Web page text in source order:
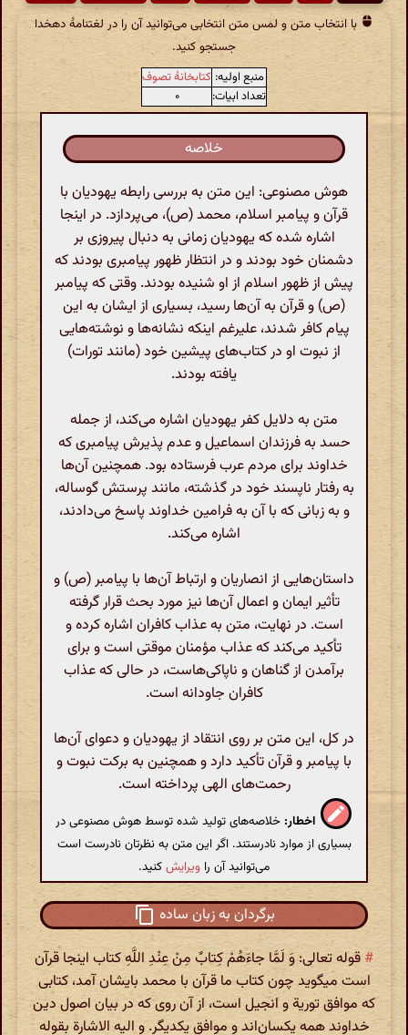
با انتخاب متن و لمس متن انتخابی می‌توانید آن را در لغتنامهٔ دهخدا
جستجو کنید.
منبع اولیه: کتابخانهٔ تصوف
تعداد ابیات:
۰
خلاصه
هوش مصنوعی: این متن به بررسی رابطه یهودیان با
قرآن و پیامبر اسلام، محمد (ص)، می‌پردازد. در اینجا
اشاره شده که یهودیان زمانی به دنبال پیروزی بر
دشمنان خود بودند و در انتظار ظهور پیامبری بودند که
پیش از ظهور اسلام از او شنیده بودند. وقتی که پیامبر
(ص) و قرآن به آن‌ها رسید، بسیاری از ایشان به این
پیام کافر شدند، علیرغم اینکه نشانه‌ها و نوشته‌هایی
از نبوت او در کتاب‌های پیشین خود (مانند تورات)
یافته بودند.
متن به دلایل کفر یهودیان اشاره می‌کند، از جمله
حسد به فرزندان اسماعیل و عدم پذیرش پیامبری که
خداوند برای مردم عرب فرستاده بود. همچنین آن‌ها
به رفتار ناپسند خود در گذشته، مانند پرستش گوساله،
و به زبانی که با آن به فرامین خداوند پاسخ می‌دادند،
اشاره می‌کند.
داستان‌هایی از انصاریان و ارتباط آن‌ها با پیامبر (ص) و
تأثیر ایمان و اعمال آن‌ها نیز مورد بحث قرار گرفته
است. در نهایت، متن به عذاب کافران اشاره کرده و
تأکید می‌کند که عذاب مؤمنان موقتی است و برای
برآمدن از گناهان و ناپاکی‌هاست، در حالی که عذاب
کافران جاودانه است.
در کل، این متن بر روی انتقاد از یهودیان و دعوای آن‌ها
با پیامبر و قرآن تأکید دارد و همچنین به برکت نبوت و
رحمت‌های الهی پرداخته است.
اخطار: خلاصه‌های تولید شده توسط هوش مصنوعی در
بسیاری از موارد نادرستند. اگر این متن به نظرتان نادرست است
می‌توانید آن را ویرایشکنید.
برگردان به زبان ساده
# قوله تعالی: وَ لَمَّا جاءَهُمْ کِتابٌ مِنْ عِنْدِ اللَّهِ کتاب اینجا قرآن
است میگوید چون کتاب ما قرآن با محمد بایشان آمد، کتابی
که موافق توریة و انجیل است، از آن روی که در بیان اصول دین
خداوند همه یکسان‌اند و موافق یکدیگر. و الیه الاشارة بقوله